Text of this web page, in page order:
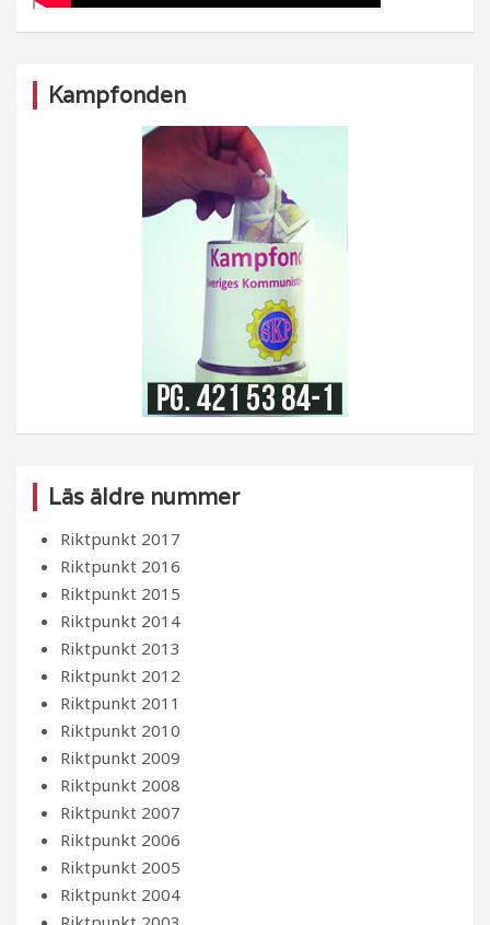
Kampfonden
Läs äldre nummer
Riktpunkt 2017
Riktpunkt 2016
Riktpunkt 2015
Riktpunkt 2014
Riktpunkt 2013
Riktpunkt 2012
Riktpunkt 2011
Riktpunkt 2010
Riktpunkt 2009
Riktpunkt 2008
Riktpunkt 2007
Riktpunkt 2006
Riktpunkt 2005
Riktpunkt 2004